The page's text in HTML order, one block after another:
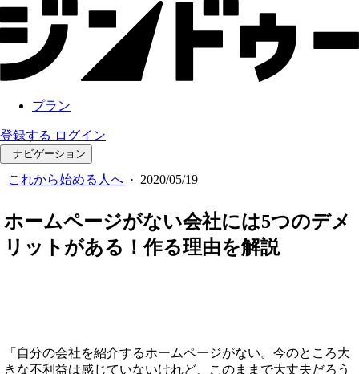
プラン
登録する ログイン
ナビゲーション
これから始める人へ · 2020/05/19
ホームページがない会社には5つのデメ
リットがある！作る理由を解説
「自分の会社を紹介するホームページがない。今のところ大
きな不利益は感じていないけれど、このままで大丈夫だろう